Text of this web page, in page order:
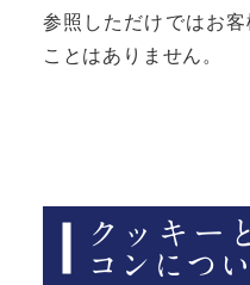
参照しただけではお
ことはありません。
クッキー
コンにつ